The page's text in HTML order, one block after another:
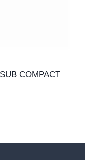
COMPACT